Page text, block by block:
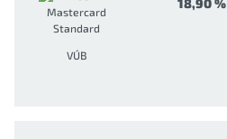
VÚB
18,90 %